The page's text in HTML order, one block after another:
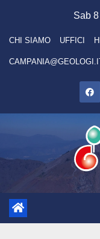
content
Sab
CHI SIAMO UFFICI